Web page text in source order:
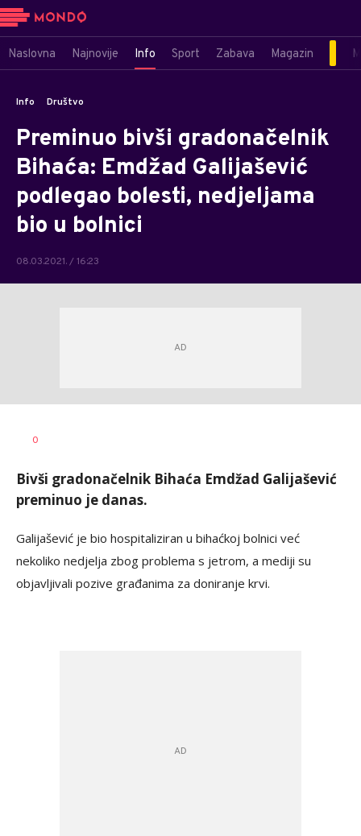
Naslovna Najnovije Info Sport Zabava Magazin
Info Društvo
Preminuo bivši gradonačelnik
Bihaća: Emdžad Galijašević
podlegao bolesti, nedjeljama
bio u bolnici
08.03.2021. / 16:23
AUTOR
0
Bivši gradonačelnik Bihaća Emdžad Galijašević
preminuo je danas.
Galijašević je bio hospitaliziran u bihaćkoj bolnici već
nekoliko nedjelja zbog problema s jetrom, a mediji su
objavljivali pozive građanima za doniranje krvi.